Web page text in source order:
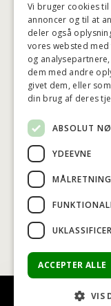
©
Vi bruger cookies
annoncer og til at
deler også
vores websted
og
dem med andre
givet dem, eller
din brug af deres
ABSOLUT
YDEEVNE
MÅLRETNING
ACCEPTER ALLE
VIS